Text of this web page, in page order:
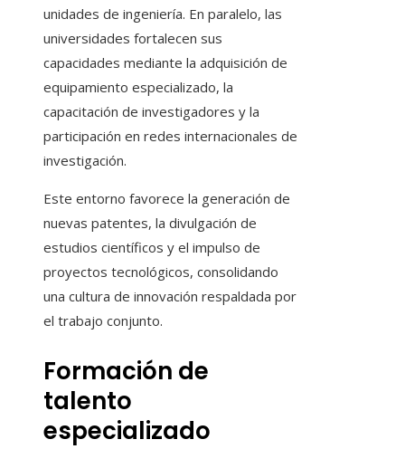
unidades de ingeniería. En paralelo, las
universidades fortalecen sus
capacidades mediante la adquisición de
equipamiento especializado, la
capacitación de investigadores y la
participación en redes internacionales de
investigación.
Este entorno favorece la generación de
nuevas patentes, la divulgación de
estudios científicos y el impulso de
proyectos tecnológicos, consolidando
una cultura de innovación respaldada por
el trabajo conjunto.
Formación de
talento
especializado